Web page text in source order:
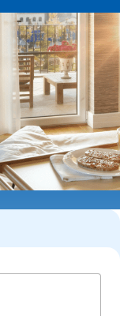
ES(S/)